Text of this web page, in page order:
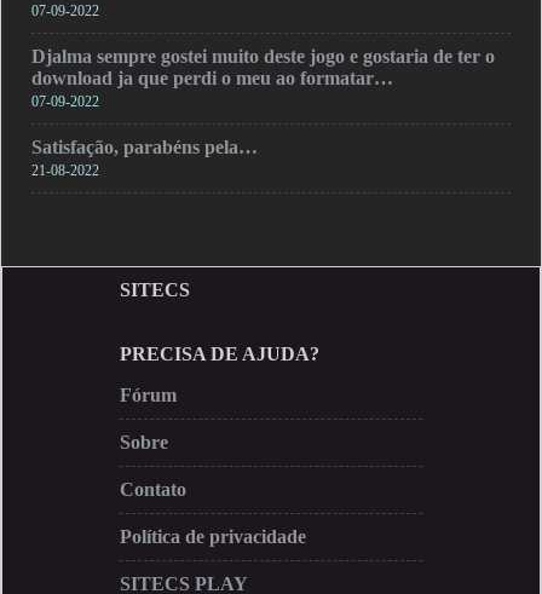
07-09-2022
Djalma sempre gostei muito deste jogo e gostaria de ter o
download ja que perdi o meu ao formatar…
07-09-2022
Satisfação, parabéns pela…
21-08-2022
SITECS
PRECISA DE AJUDA?
Fórum
Sobre
Contato
Política de privacidade
SITECS PLAY